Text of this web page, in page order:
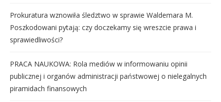
Prokuratura wznowiła śledztwo w sprawie Waldemara M.
Poszkodowani pytają: czy doczekamy się wreszcie prawa i
sprawiedliwości?
PRACA NAUKOWA: Rola mediów w informowaniu opinii
publicznej i organów administracji państwowej o nielegalnych
piramidach finansowych